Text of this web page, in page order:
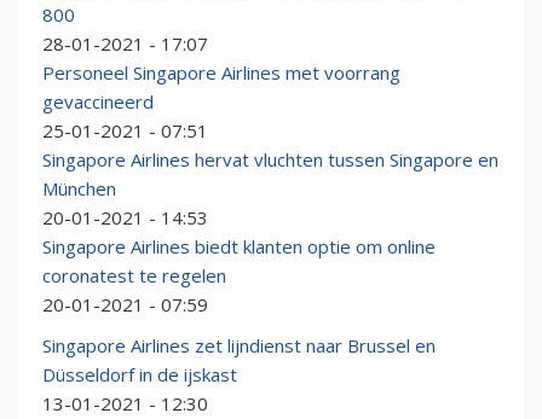
800
28-01-2021 - 17:07
Personeel Singapore Airlines met voorrang
gevaccineerd
25-01-2021 - 07:51
Singapore Airlines hervat vluchten tussen Singapore en
München
20-01-2021 - 14:53
Singapore Airlines biedt klanten optie om online
coronatest te regelen
20-01-2021 - 07:59
Singapore Airlines zet lijndienst naar Brussel en
Düsseldorf in de ijskast
13-01-2021 - 12:30